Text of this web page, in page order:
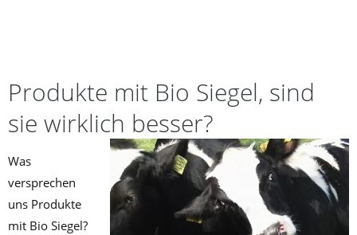
Produkte mit Bio Siegel, sind
sie wirklich besser?
Was
versprechen
uns Produkte
mit Bio Siegel?